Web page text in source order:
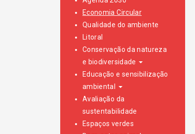
Economia Circular
Qualidade do ambiente
Litoral
Conservação da natureza
e biodiversidade
Educação e sensibilização
ambiental
Avaliação da
sustentabilidade
Espaços verdes